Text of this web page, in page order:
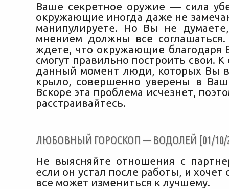
Ваше секретное оружие — сила
окружающие иногда даже не
манипулируете. Но Вы не
мнением должны все
ждете, что окружающие
смогут правильно построить свои.
данный момент люди, которых Вы
крыло, совершенно уверены в
Вскоре эта проблема исчезнет,
расстраивайтесь.
ЛЮБОВНЫЙ ГОРОСКОП — ВОДОЛЕЙ [01/10/
Не выясняйте отношения с
если он устал после работы, и хочет
все может измениться к лучшему.